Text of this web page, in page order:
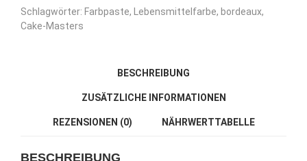
Schlagwörter: Farbpaste, Lebensmittelfarbe, bordeaux,
Cake-Masters
BESCHREIBUNG
ZUSÄTZLICHE INFORMATIONEN
REZENSIONEN (0) NÄHRWERTTABELLE
BESCHREIBUNG